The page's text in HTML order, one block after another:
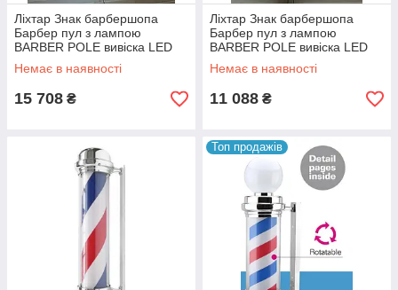
Ліхтар Знак барбершопа
Барбер пул з лампою
BARBER POLE вивіска LED
для перукарні Barbershop
Немає в наявності
15 708 ₴
Ліхтар Знак барбершопа
Барбер пул з лампою
BARBER POLE вивіска LED
для перукарні Barbershop
Немає в наявності
11 088 ₴
Топ продажів